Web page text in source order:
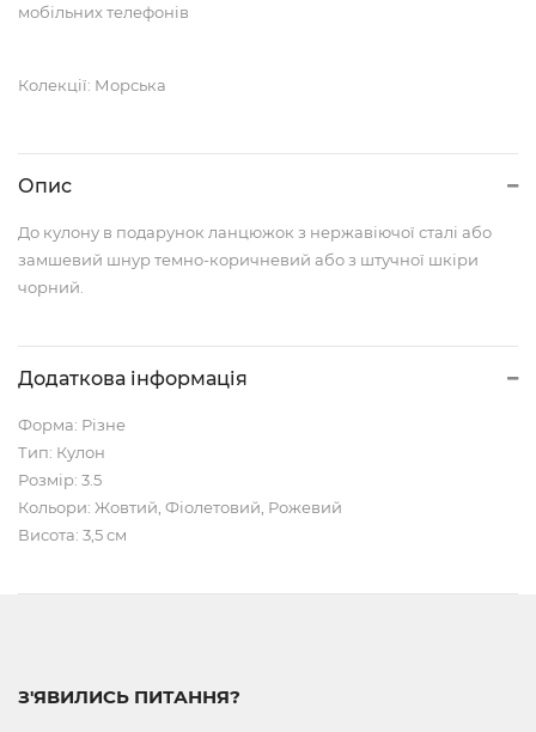
мобільних телефонів
Колекції: Морська
Опис
До кулону в подарунок ланцюжок з нержавіючої сталі або
замшевий шнур темно-коричневий або з штучної шкіри
чорний.
Додаткова інформація
Форма: Різне
Тип: Кулон
Розмір: 3.5
Кольори: Жовтий, Фіолетовий, Рожевий
Висота: 3,5 см
З'ЯВИЛИСЬ ПИТАННЯ?